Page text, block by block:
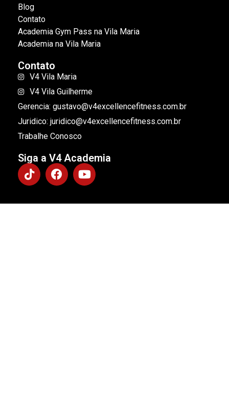
Blog
Contato
Academia Gym Pass na Vila Maria
Academia na Vila Maria
Contato
V4 Vila Maria
V4 Vila Guilherme
Gerencia: gustavo@v4excellencefitness.com.br
Juridico: juridico@v4excellencefitness.com.br
Trabalhe Conosco
Siga a V4 Academia